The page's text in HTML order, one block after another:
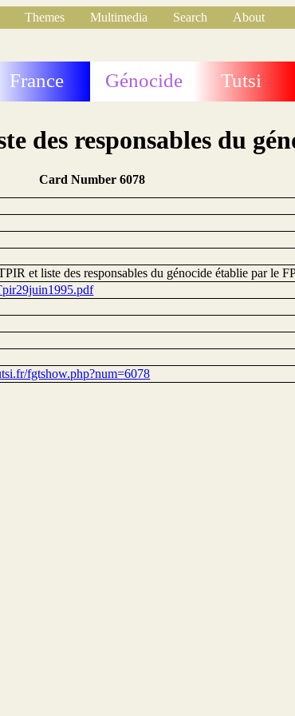
Themes Multimedia Search
About
France Génocide Tutsi
des responsables du
Card Number 6078
et liste des responsables du génocide établie par le
fgtshow.php?num=6078